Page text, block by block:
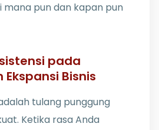
mana pun dan kapan pun
pada
Bisnis
tulang punggung
Ketika rasa Anda